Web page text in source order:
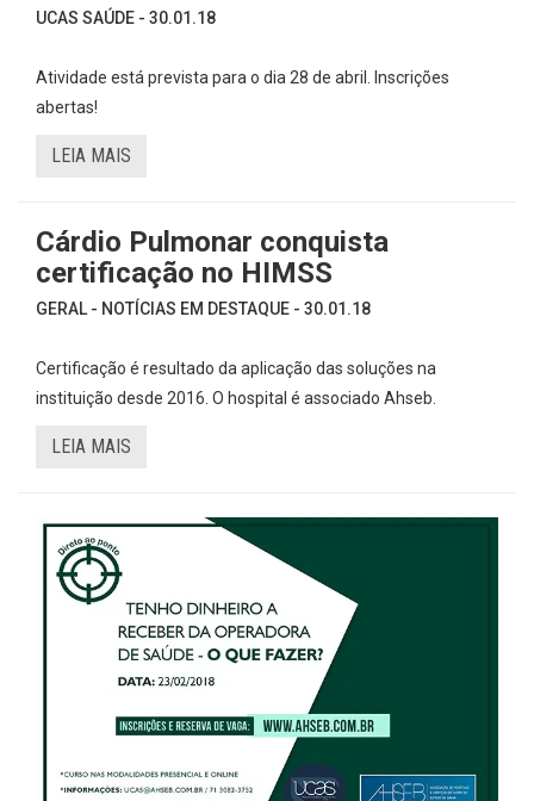
UCAS SAÚDE - 30.01.18
Atividade está prevista para o dia 28 de abril. Inscrições
abertas!
LEIA MAIS
Cárdio Pulmonar conquista
certificação no HIMSS
GERAL - NOTÍCIAS EM DESTAQUE - 30.01.18
Certificação é resultado da aplicação das soluções na
instituição desde 2016. O hospital é associado Ahseb.
LEIA MAIS